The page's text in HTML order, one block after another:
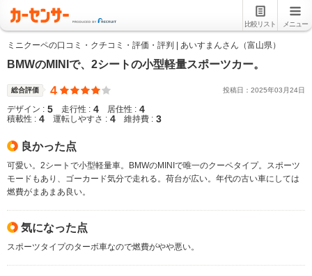
比較リスト メニュー
ミニクーペの口コミ・クチコミ・評価・評判 | あいすまんさん（富山県）
BMWのMINIで、2シートの小型軽量スポーツカー。
総合評価 4 投稿日： 2025年03 月24日
デザイン : 5 走行性 : 4 居住性 : 4
積載性 : 4 運転しやすさ : 4 維持費 : 3
良かった点
可愛い。2シートで小型軽量車。BMWのMINIで唯一のクーペタイプ。スポーツ
モードもあり、ゴーカード気分で走れる。荷台が広い。年代の古い車にしては
燃費がまあまあ良い。
気になった点
スポーツタイプのターボ車なので燃費がやや悪い。